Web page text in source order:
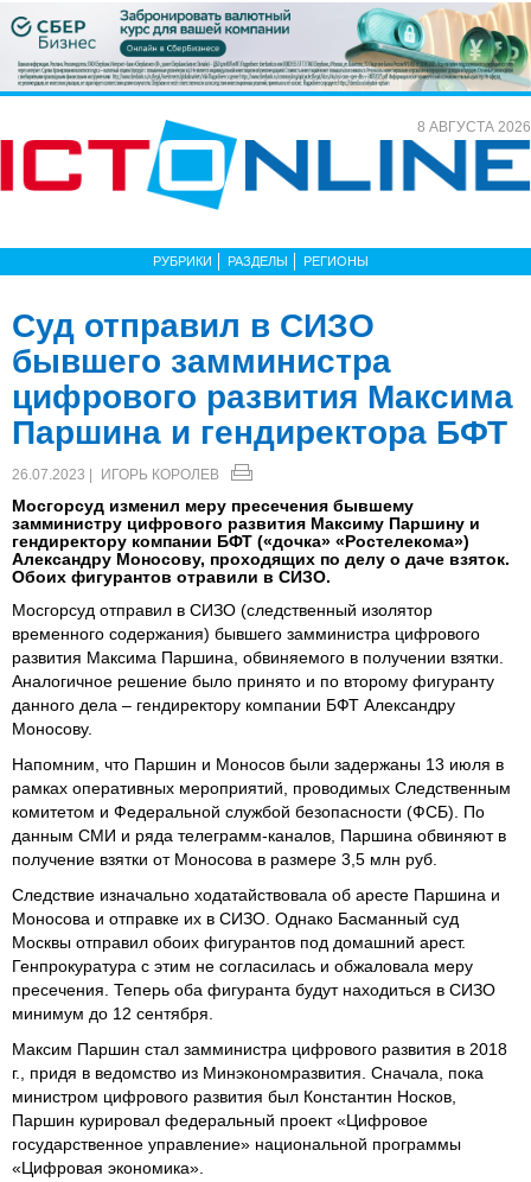
8 АВГУСТА 2026
РУБРИКИ РАЗДЕЛЫ РЕГИОНЫ
Суд отправил в СИЗО
бывшего замминистра
цифрового развития Максима
Паршина и гендиректора БФТ
26.07.2023 | ИГОРЬ КОРОЛЕВ
Мосгорсуд изменил меру пресечения бывшему
замминистру цифрового развития Максиму Паршину и
гендиректору компании БФТ («дочка» «Ростелекома»)
Александру Моносову, проходящих по делу о даче взяток.
Обоих фигурантов отравили в СИЗО.
Мосгорсуд отправил в СИЗО (следственный изолятор
временного содержания) бывшего замминистра цифрового
развития Максима Паршина, обвиняемого в получении взятки.
Аналогичное решение было принято и по второму фигуранту
данного дела – гендиректору компании БФТ Александру
Моносову.
Напомним, что Паршин и Моносов были задержаны 13 июля в
рамках оперативных мероприятий, проводимых Следственным
комитетом и Федеральной службой безопасности (ФСБ). По
данным СМИ и ряда телеграмм-каналов, Паршина обвиняют в
получение взятки от Моносова в размере 3,5 млн руб.
Следствие изначально ходатайствовала об аресте Паршина и
Моносова и отправке их в СИЗО. Однако Басманный суд
Москвы отправил обоих фигурантов под домашний арест.
Генпрокуратура с этим не согласилась и обжаловала меру
пресечения. Теперь оба фигуранта будут находиться в СИЗО
минимум до 12 сентября.
Максим Паршин стал замминистра цифрового развития в 2018
г., придя в ведомство из Минэкономразвития. Сначала, пока
министром цифрового развития был Константин Носков,
Паршин курировал федеральный проект «Цифровое
государственное управление» национальной программы
«Цифровая экономика».